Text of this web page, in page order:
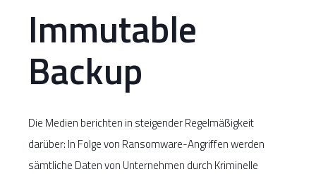
Immutable
Backup
Die Medien berichten in steigender Regelmäßigkeit
darüber: In Folge von Ransomware-Angriffen werden
sämtliche Daten von Unternehmen durch Kriminelle